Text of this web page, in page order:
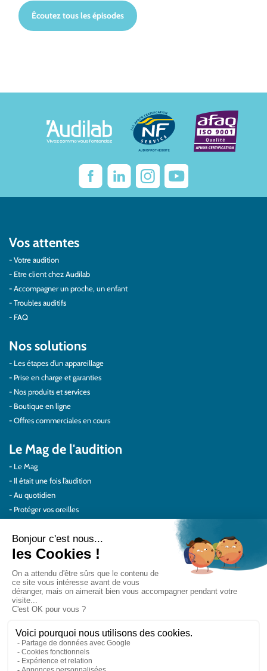
Écoutez tous les épisodes
Vos attentes
Votre audition
Etre client chez Audilab
Accompagner un proche, un enfant
Troubles auditifs
FAQ
Nos solutions
Les étapes d’un appareillage
Prise en charge et garanties
Nos produits et services
Boutique en ligne
Offres commerciales en cours
Le Mag de l'audition
Le Mag
Il était une fois l’audition
Au quotidien
Protéger vos oreilles
Actualités Audilab
Pour les pros
Le réseau Audilab
Notre histoire – Nos valeurs
Le choix de la qualité
Nos partenaires
On parle de nous